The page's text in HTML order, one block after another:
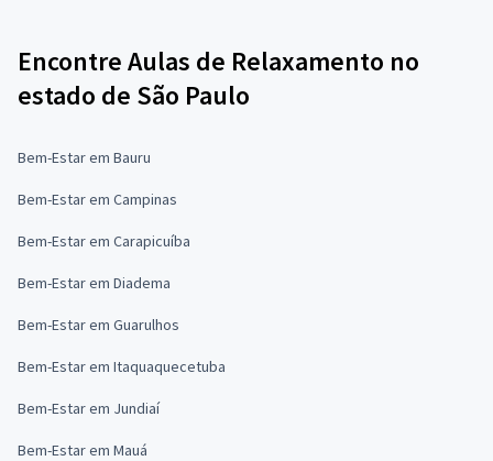
Encontre Aulas de Relaxamento no
estado de São Paulo
Bem-Estar em Bauru
Bem-Estar em Campinas
Bem-Estar em Carapicuíba
Bem-Estar em Diadema
Bem-Estar em Guarulhos
Bem-Estar em Itaquaquecetuba
Bem-Estar em Jundiaí
Bem-Estar em Mauá